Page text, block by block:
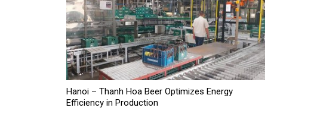
Hanoi – Thanh Hoa Beer Optimizes Energy
Efficiency in Production